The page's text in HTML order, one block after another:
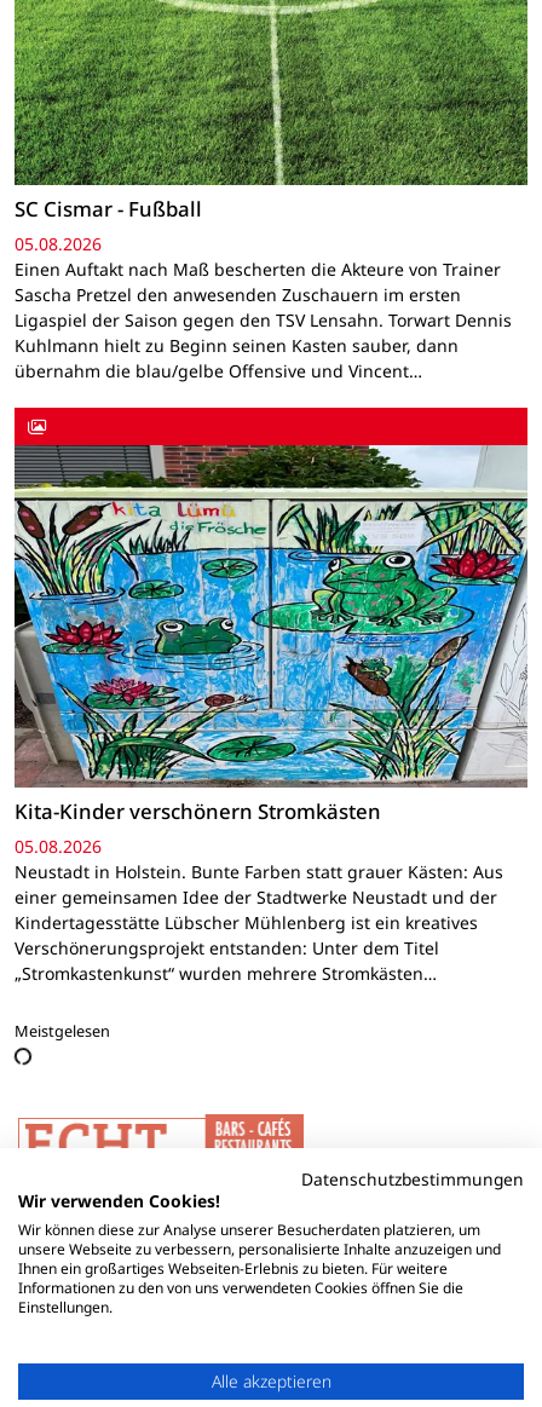
SC Cismar - Fußball
05.08.2026
Einen Auftakt nach Maß bescherten die Akteure von Trainer
Sascha Pretzel den anwesenden Zuschauern im ersten
Ligaspiel der Saison gegen den TSV Lensahn. Torwart Dennis
Kuhlmann hielt zu Beginn seinen Kasten sauber, dann
übernahm die blau/gelbe Offensive und Vincent…
Kita-Kinder verschönern Stromkästen
05.08.2026
Neustadt in Holstein. Bunte Farben statt grauer Kästen: Aus
einer gemeinsamen Idee der Stadtwerke Neustadt und der
Kindertagesstätte Lübscher Mühlenberg ist ein kreatives
Verschönerungsprojekt entstanden: Unter dem Titel
„Stromkastenkunst“ wurden mehrere Stromkästen…
Meistgelesen
Datenschutzbestimmungen
Wir verwenden Cookies!
Wir können diese zur Analyse unserer Besucherdaten platzieren, um
unsere Webseite zu verbessern, personalisierte Inhalte anzuzeigen und
Ihnen ein großartiges Webseiten-Erlebnis zu bieten. Für weitere
Informationen zu den von uns verwendeten Cookies öffnen Sie die
Einstellungen.
Alle akzeptieren